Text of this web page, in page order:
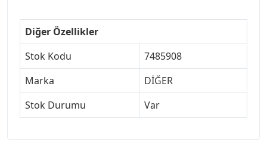
Diğer Özellikler
Stok Kodu
7485908
Marka
DİĞER
Stok Durumu
Var